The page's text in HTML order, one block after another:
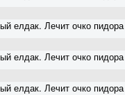
елдак. Лечит очко
елдак. Лечит очко
елдак. Лечит очко